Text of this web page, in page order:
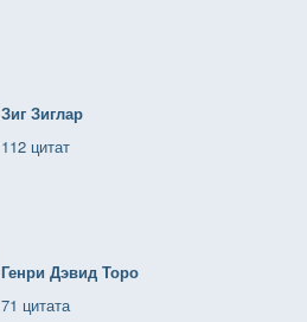
Зиг Зиглар
112 цитат
Генри Дэвид Торо
71 цитата